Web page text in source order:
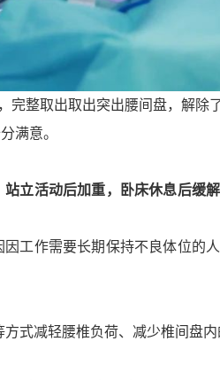
整取出取出突出腰间盘，解除了
满意。
立活动后加重，卧床休息后缓
工作需要长期保持不良体位的
减轻腰椎负荷、减少椎间盘内